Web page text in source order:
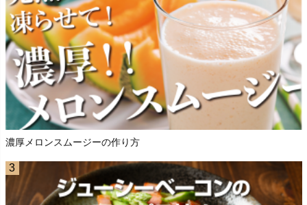
濃厚メロンスムージーの作り方